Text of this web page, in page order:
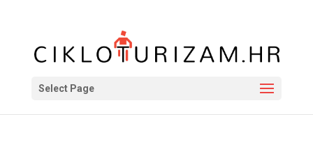
Select Page